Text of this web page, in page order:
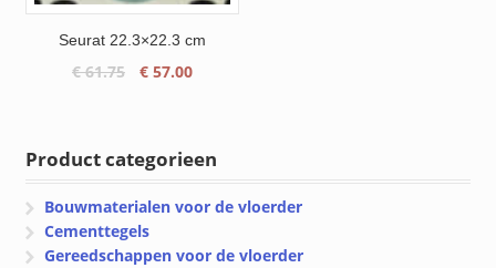
Seurat 22.3×22.3 cm
€61.75
Oorspronkelijke
€57.00Huidige
Product categorieen
Bouwmaterialen voor de vloerder
Cementtegels
Gereedschappen voor de vloerder